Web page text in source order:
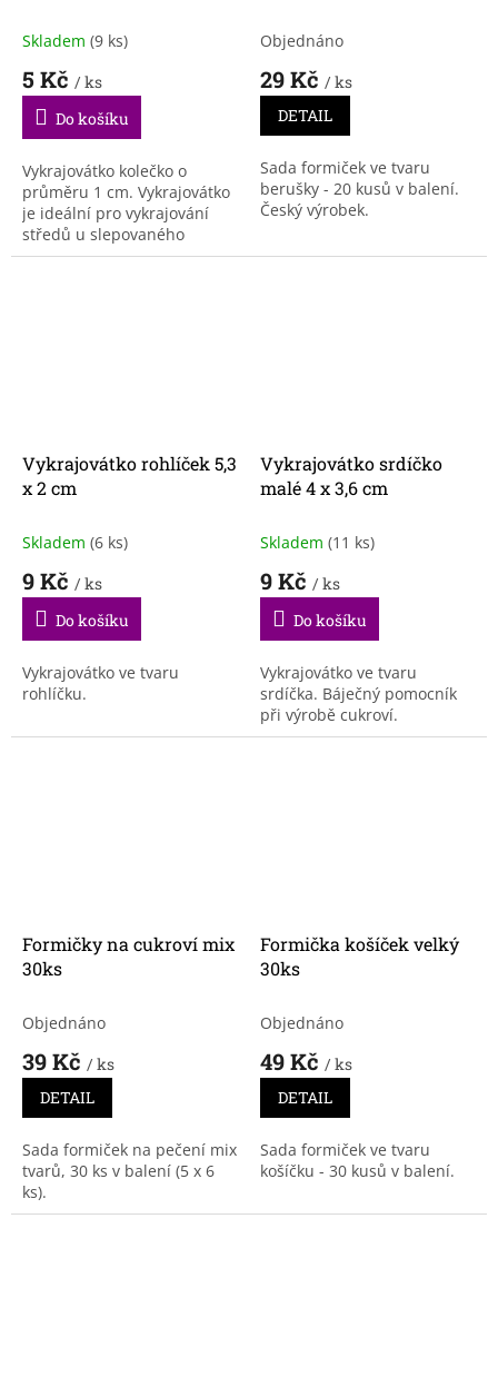
Skladem (9 ks)
5 Kč / ks
Do košíku
Vykrajovátko kolečko o
průměru 1 cm. Vykrajovátko
je ideální pro vykrajování
středů u slepovaného
cukroví.
Objednáno
29 Kč / ks
DETAIL
Sada formiček ve tvaru
berušky - 20 kusů v balení.
Český výrobek.
Vykrajovátko rohlíček 5,3
x 2 cm
Skladem (6 ks)
9 Kč / ks
Do košíku
Vykrajovátko ve tvaru
rohlíčku.
Vykrajovátko srdíčko
malé 4 x 3,6 cm
Skladem (11 ks)
9 Kč / ks
Do košíku
Vykrajovátko ve tvaru
srdíčka. Báječný pomocník
při výrobě cukroví.
Formičky na cukroví mix
30ks
Objednáno
39 Kč / ks
DETAIL
Sada formiček na pečení mix
tvarů, 30 ks v balení (5 x 6
ks).
Formička košíček velký
30ks
Objednáno
49 Kč / ks
DETAIL
Sada formiček ve tvaru
košíčku - 30 kusů v balení.